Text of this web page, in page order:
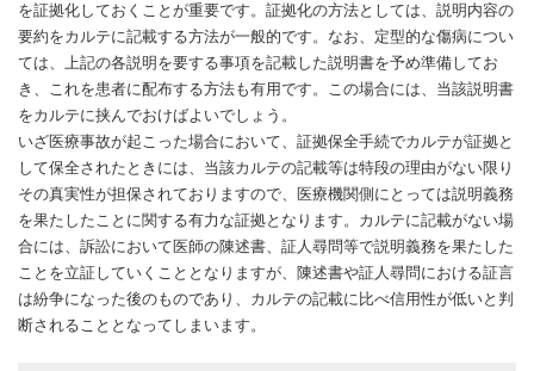
を証拠化しておくことが重要です。証拠化の方法としては、説明内容の
要約をカルテに記載する方法が一般的です。なお、定型的な傷病につい
ては、上記の各説明を要する事項を記載した説明書を予め準備してお
き、これを患者に配布する方法も有用です。この場合には、当該説明書
をカルテに挟んでおけばよいでしょう。
いざ医療事故が起こった場合において、証拠保全手続でカルテが証拠と
して保全されたときには、当該カルテの記載等は特段の理由がない限り
その真実性が担保されておりますので、医療機関側にとっては説明義務
を果たしたことに関する有力な証拠となります。カルテに記載がない場
合には、訴訟において医師の陳述書、証人尋問等で説明義務を果たした
ことを立証していくこととなりますが、陳述書や証人尋問における証言
は紛争になった後のものであり、カルテの記載に比べ信用性が低いと判
断されることとなってしまいます。